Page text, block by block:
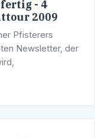
- 4
2009
Pfisterers
Newsletter, der